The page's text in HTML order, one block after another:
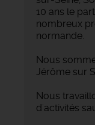
10 ans le
nombreux
normande.
Nous
Jérôme sur
Nous
d'activités